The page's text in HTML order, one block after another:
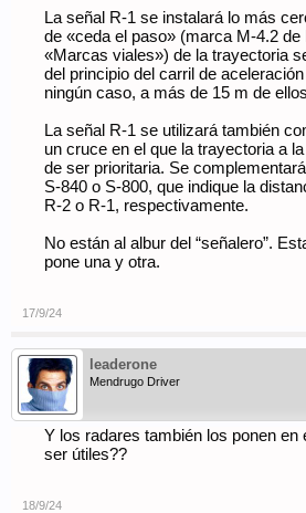
La señal R-1 se instalará lo más
de «ceda el paso» (marca M-4.2 de
«Marcas viales») de la trayectoria
del principio del carril de
ningún caso, a más de 15 m de
La señal R-1 se utilizará también
un cruce en el que la trayectoria a
de ser prioritaria. Se
S-840 o S-800, que indique la
R-2 o R-1, respectivamente.
No están al albur del “señalero”.
pone una y otra.
17/9/24
leaderone
Mendrugo Driver
Y los radares también los ponen en
ser útiles??
18/9/24